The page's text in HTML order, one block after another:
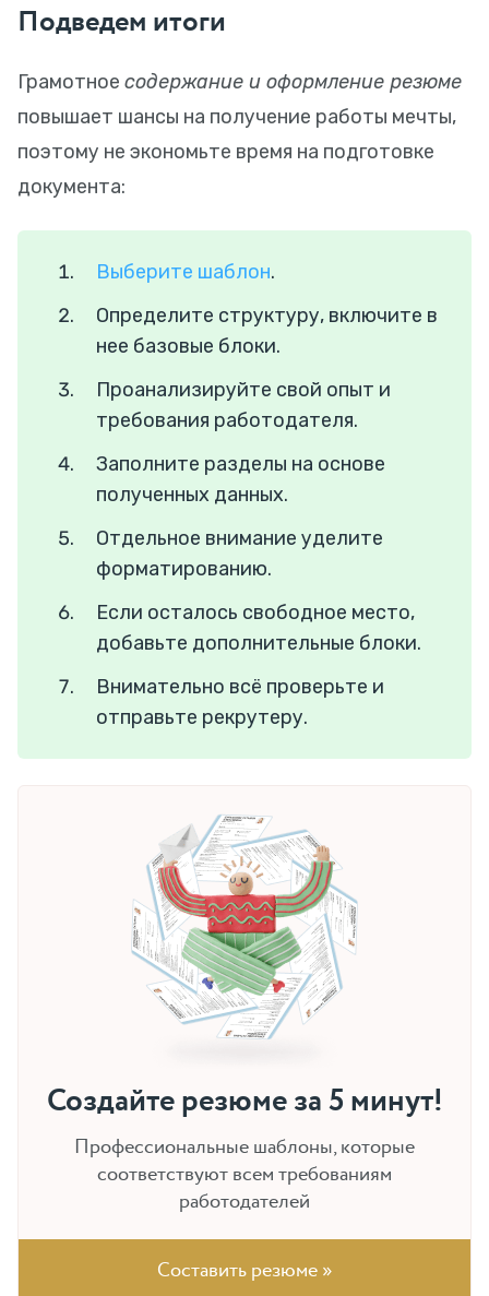
Подведем итоги
Грамотное содержание и оформление резюме
повышает шансы на получение работы мечты,
поэтому не экономьте время на подготовке
документа:
Выберите шаблон.
Определите структуру, включите в
нее базовые блоки.
Проанализируйте свой опыт и
требования работодателя.
Заполните разделы на основе
полученных данных.
Отдельное внимание уделите
форматированию.
Если осталось свободное место,
добавьте дополнительные блоки.
Внимательно всё проверьте и
отправьте рекрутеру.
Создайте резюме за 5 минут!
Профессиональные шаблоны, которые
соответствуют всем требованиям
работодателей
Составить резюме »